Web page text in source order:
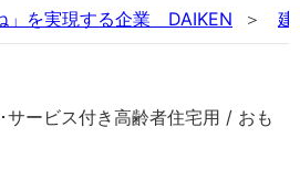
」を実現する企業 DAIKEN 建
サービス付き高齢者住宅用 / おも